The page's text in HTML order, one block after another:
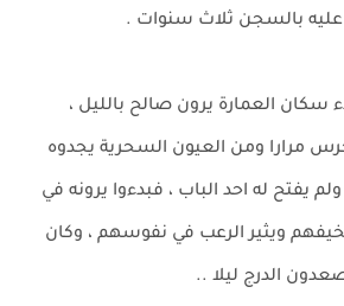
بالسجن ثلاث سنوات .
سكان العمارة يرون صالح بالليل ،
مرارا ومن العيون السحرية يجدوه
يفتح له احد الباب ، فبدءوا يرونه في
ويثير الرعب في نفوسهم ، وكان
الدرج ليلا ..